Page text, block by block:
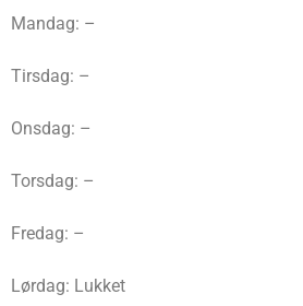
Mandag: –
Tirsdag: –
Onsdag: –
Torsdag: –
Fredag: –
Lørdag: Lukket